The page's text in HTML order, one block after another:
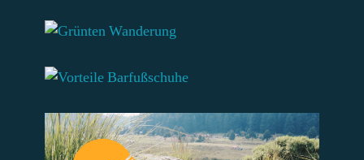
Zum Beitrag
Zum Beitrag